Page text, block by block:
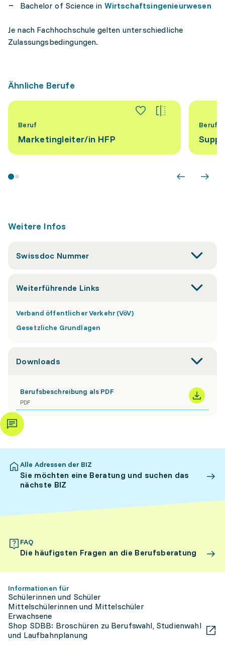
Bachelor of Science in Wirtschaftsingenieurwesen
Je nach Fachhochschule gelten unterschiedliche
Zulassungsbedingungen.
Ähnliche Berufe
Beruf
Marketingleiter/​in HFP
Beruf
Weitere Infos
Swissdoc Nummer
Weiterführende Links
Verband öffentlicher Verkehr (VöV)
Gesetzliche Grundlagen
Downloads
Berufsbeschreibung als PDF
PDF
Alle Adressen der BIZ
Sie möchten eine Beratung und suchen das
nächste BIZ
FAQ
Die häufigsten Fragen an die Berufsberatung
Informationen für
Schülerinnen und Schüler
Mittelschülerinnen und Mittelschüler
Erwachsene
Shop SDBB: Broschüren zu Berufswahl, Studienwahl
und Laufbahnplanung